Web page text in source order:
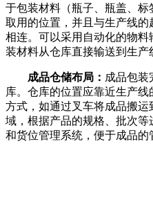
于包装材料（瓶子、瓶盖、
取用的位置，并且与生产线
相连。可以采用自动化的物
装材料从仓库直接输送到生产
成品仓储布局： 成品包装
库。仓库的位置应靠近生产
方式，如通过叉车将成品搬
域，根据产品的规格、批次
和货位管理系统，便于成品的